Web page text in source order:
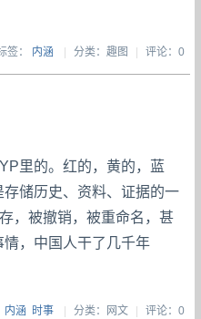
签： 内涵 | 分类：趣图 | 评论：0
里的。红的，黄的，蓝
储历史、资料、证据的一
，被撤销，被重命名，甚
，中国人干了几千年
内涵 时事 分类：网文| 评论：0